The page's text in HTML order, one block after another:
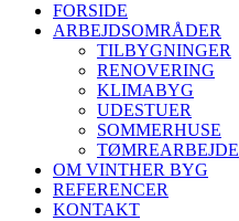
FORSIDE
ARBEJDSOMRÅDER
TILBYGNINGER
RENOVERING
KLIMABYG
UDESTUER
SOMMERHUSE
TØMREARBEJDE
OM VINTHER BYG
REFERENCER
KONTAKT